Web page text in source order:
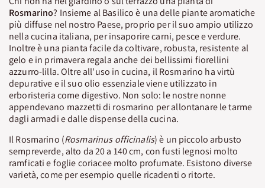
Rosmarino? Insieme al Basilico è una delle piante aromatiche
più diffuse nel nostro Paese, proprio per il suo ampio utilizzo
nella cucina italiana, per insaporire carni, pesce e verdure.
Inoltre è una pianta facile da coltivare, robusta, resistente al
gelo e in primavera regala anche dei bellissimi fiorellini
azzurro-lilla. Oltre all'uso in cucina, il Rosmarino ha virtù
depurative e il suo olio essenziale viene utilizzato in
erboristeria come digestivo. Non solo: le nostre nonne
appendevano mazzetti di rosmarino per allontanare le tarme
dagli armadi e dalle dispense della cucina.
Il Rosmarino (Rosmarinus officinalis) è un piccolo arbusto
sempreverde, alto da 20 a 140 cm, con fusti legnosi molto
ramficati e foglie coriacee molto profumate. Esistono diverse
varietà, come per esempio quelle ricadenti o ritorte.